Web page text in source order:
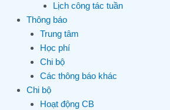
Lịch công tác tuần
Thông báo
Trung tâm
Học phí
Chi bộ
Các thông báo khác
Chi bộ
Hoạt động CB